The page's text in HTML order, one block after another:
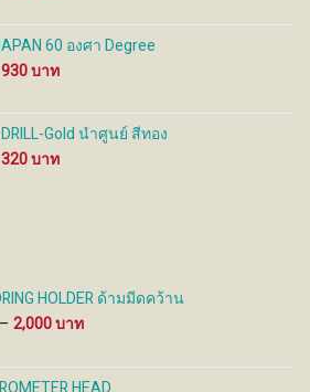
100 ฿
through
60 องศา Degree
930
280 ฿
through
930 ฿
DRILL-Gold นำศูนย์ สีทอง
320
HOLDER ด้ามมีดคว้าน
– 2,000
1,200 ฿
through